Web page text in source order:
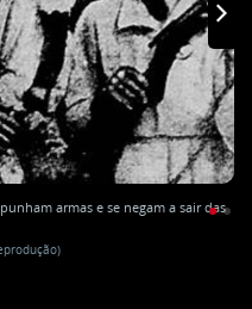
armas e se negam a sair das